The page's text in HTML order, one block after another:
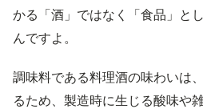
かる「酒」ではなく「食品」と
んですよ。
調味料である料理酒の味わいは
るため、製造時に生じる酸味や